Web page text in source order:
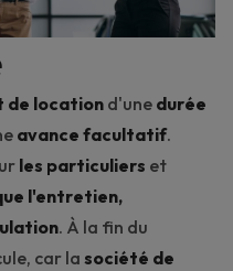
de location d'une durée
avance facultatif.
les particuliers et
l'entretien,
. À la fin du
car la société de